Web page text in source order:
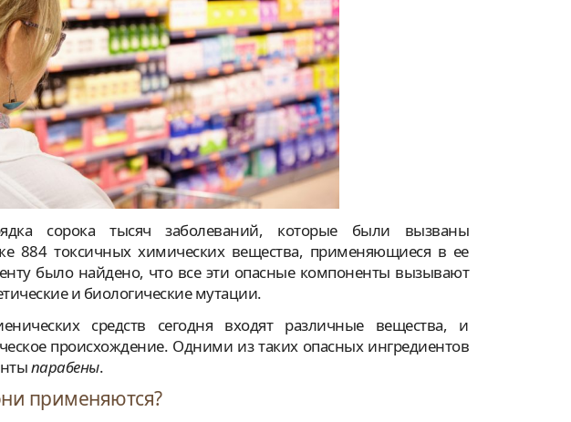
сорока тысяч заболеваний, которые были вызваны
884 токсичных химических вещества, применяющиеся в ее
было найдено, что все эти опасные компоненты вызывают
и биологические мутации.
средств сегодня входят различные вещества, и
происхождение. Одними из таких опасных ингредиентов
парабены.
применяются?